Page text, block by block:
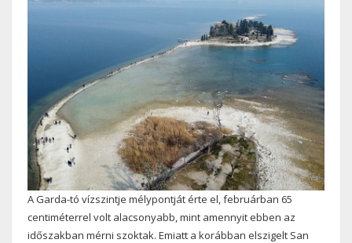
A Garda-tó vízszintje mélypontját érte el, februárban 65
centiméterrel volt alacsonyabb, mint amennyit ebben az
időszakban mérni szoktak. Emiatt a korábban elszigelt San